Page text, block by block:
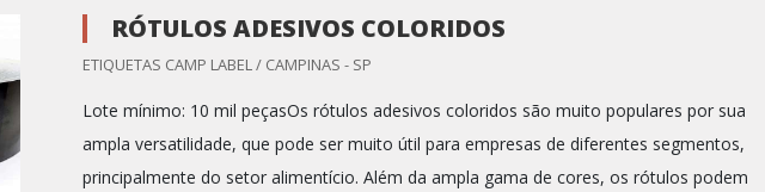
RÓTULOS ADESIVOS COLORIDOS
ETIQUETAS CAMP LABEL / CAMPINAS - SP
Lote mínimo: 10 mil peçasOs rótulos adesivos coloridos são muito populares por sua
ampla versatilidade, que pode ser muito útil para empresas de diferentes segmentos,
principalmente do setor alimentício. Além da ampla gama de cores, os rótulos podem